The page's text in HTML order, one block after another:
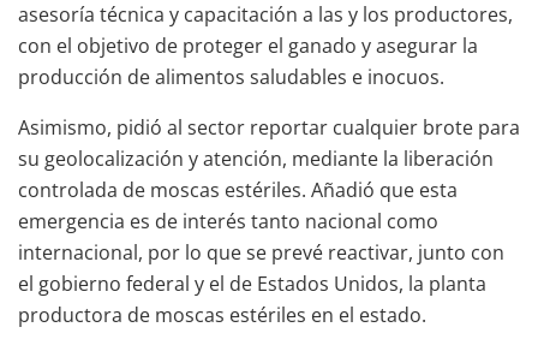
asesoría técnica y capacitación a las y los productores,
con el objetivo de proteger el ganado y asegurar la
producción de alimentos saludables e inocuos.
Asimismo, pidió al sector reportar cualquier brote para
su geolocalización y atención, mediante la liberación
controlada de moscas estériles. Añadió que esta
emergencia es de interés tanto nacional como
internacional, por lo que se prevé reactivar, junto con
el gobierno federal y el de Estados Unidos, la planta
productora de moscas estériles en el estado.